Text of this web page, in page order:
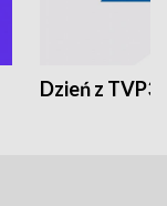
Dzień z TVP3